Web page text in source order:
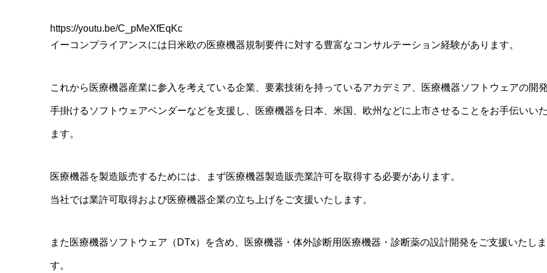
https://youtu.be/C_pMeXfEqKc
イーコンプライアンスには日米欧の医療機器規制要件に対する豊富なコンサルテーション経験があります。
これから医療機器産業に参入を考えている企業、要素技術を持っているアカデミア、医療機器ソフトウェアの開
手掛けるソフトウェアベンダーなどを支援し、医療機器を日本、米国、欧州などに上市させることをお手伝いい
ます。
医療機器を製造販売するためには、まず医療機器製造販売業許可を取得する必要があります。
当社では業許可取得および医療機器企業の立ち上げをご支援いたします。
また医療機器ソフトウェア（DTx）を含め、医療機器・体外診断用医療機器・診断薬の設計開発をご支援いたしま
す。